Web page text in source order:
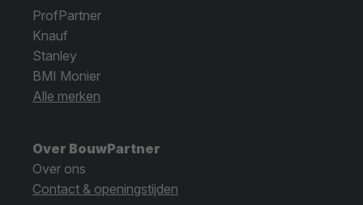
ProfPartner
Knauf
Stanley
BMI Monier
Alle merken
Over BouwPartner
Over ons
Contact & openingstijden